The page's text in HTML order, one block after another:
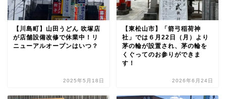
【川島町】山田うどん 吹塚店
が店舗設備改修で休業中！リ
ニューアルオープンはいつ？
2025年5月18日
【東松山市】「箭弓稲荷神
社」では６月22日（月）より
茅の輪が設置され、茅の輪を
くぐってのお参りができま
す！
2026年6月24日